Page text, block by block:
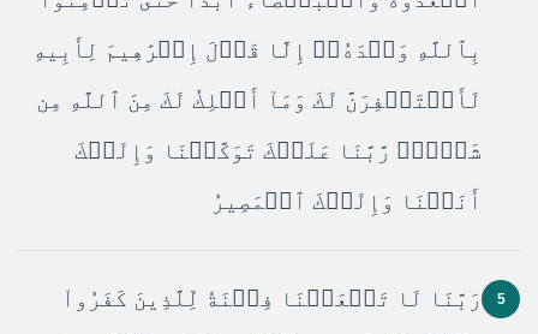
بِٱللَّهِ وَحۡدَهُۥٓ إِلَّا قَوۡلَ إِبۡرَٰهِيمَ لِأَبِيهِ
لَأَسۡتَغۡفِرَنَّ لَكَ وَمَآ أَمۡلِكُ لَكَ مِنَ ٱللَّهِ مِن
شَيۡءٖۖ رَّبَّنَا عَلَيۡكَ تَوَكَّلۡنَا وَإِلَيۡكَ
أَنَبۡنَا وَإِلَيۡكَ ٱلۡمَصِيرُ
5
رَبَّنَا لَا تَجۡعَلۡنَا فِتۡنَةٗ لِّلَّذِينَ كَفَرُواْ